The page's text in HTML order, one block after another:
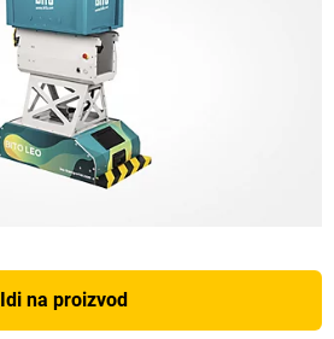
Idi na proizvod